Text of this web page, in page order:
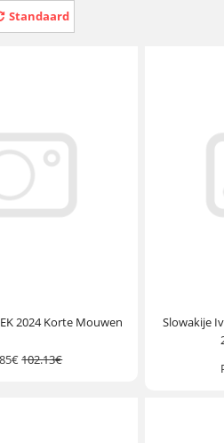
Standaard
2024 Korte Mouwen
102.13€
Slowakije